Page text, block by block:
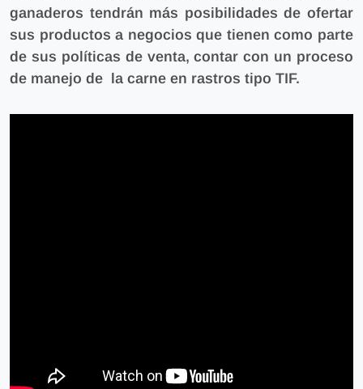
ganaderos tendrán más posibilidades de ofertar
sus productos a negocios que tienen como parte
de sus políticas de venta, contar con un proceso
de manejo de la carne en rastros tipo TIF.